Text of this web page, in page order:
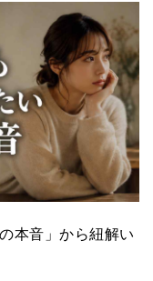
本音」から紐解い